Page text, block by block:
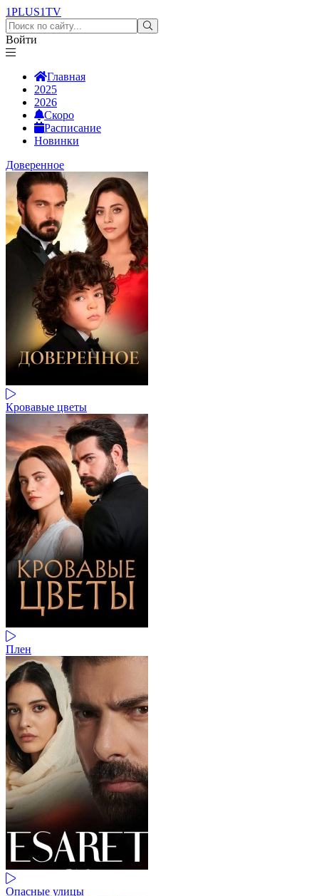
1PLUS1TV
Войти
Главная
2025
2026
Скоро
Расписание
Новинки
Доверенное
Кровавые цветы
Плен
Опасные улицы